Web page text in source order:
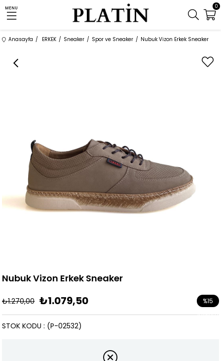
MENU 0
Anasayfa ERKEK Sneaker Spor ve Sneaker Nubuk Vizon Erkek Sneaker
Nubuk Vizon Erkek Sneaker
₺1.270,00 ₺1.079,50 %15
İndirim
(P-02532)
STOK KODU